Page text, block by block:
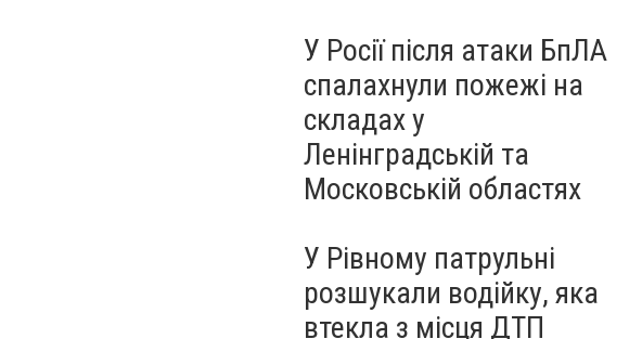
У Росії після атаки БпЛА
спалахнули пожежі на
складах у
Ленінградській та
Московській областях
У Рівному патрульні
розшукали водійку, яка
втекла з місця ДТП